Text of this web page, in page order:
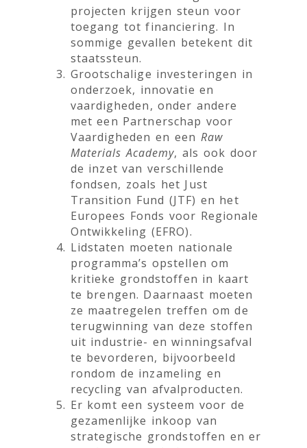
projecten krijgen steun voor
toegang tot financiering. In
sommige gevallen betekent dit
staatssteun.
Grootschalige investeringen in
onderzoek, innovatie en
vaardigheden, onder andere
met een Partnerschap voor
Vaardigheden en een Raw
Materials Academy, als ook door
de inzet van verschillende
fondsen, zoals het Just
Transition Fund (JTF) en het
Europees Fonds voor Regionale
Ontwikkeling (EFRO).
Lidstaten moeten nationale
programma’s opstellen om
kritieke grondstoffen in kaart
te brengen. Daarnaast moeten
ze maatregelen treffen om de
terugwinning van deze stoffen
uit industrie- en winningsafval
te bevorderen, bijvoorbeeld
rondom de inzameling en
recycling van afvalproducten.
Er komt een systeem voor de
gezamenlijke inkoop van
strategische grondstoffen en er